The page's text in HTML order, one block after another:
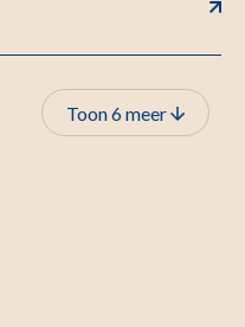
Toon 6 meer